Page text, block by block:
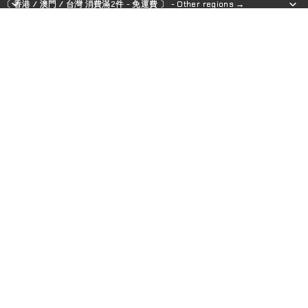
〔 香港 / 澳門 / 台灣 消費滿2件 - 免運費 〕 - Other regions →
〔 香港 / 澳門 / 台灣 消費滿2件 - 免運費 〕 - Other regions →